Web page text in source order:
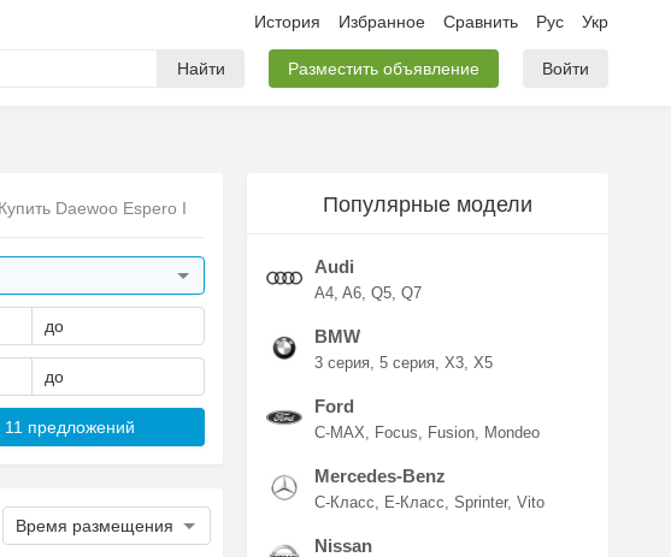
История Избранное Сравнить Рус Укр
Найти Разместить объявление Войти
Купить Daewoo Espero I
до
до
11 предложений
Время размещения
Популярные модели
Audi
A4 A6 Q5 Q7
BMW
3 серия 5 серия X3 X5
Ford
C-MAX Focus Fusion Mondeo
Mercedes-Benz
C-Класс E-Класс Sprinter Vito
Nissan